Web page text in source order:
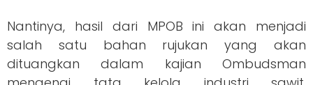
Nantinya, hasil dari MPOB ini akan menjadi
salah satu bahan rujukan yang akan
dituangkan dalam kajian Ombudsman